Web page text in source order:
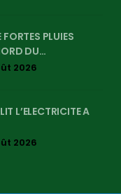
PLUIES
DU…
2026
L’ELECTRICITE A
2026